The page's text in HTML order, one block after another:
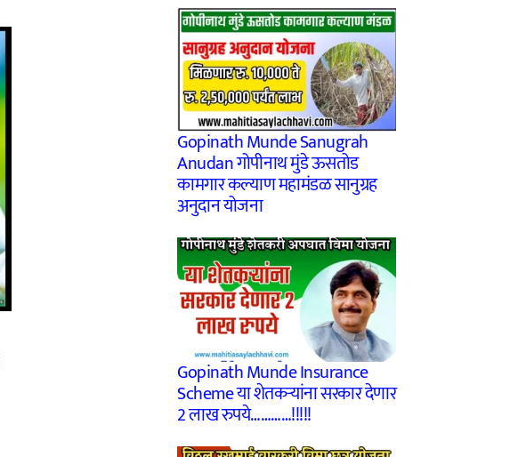
Gopinath Munde Sanugrah
Anudan गोपीनाथ मुंडे ऊसतोड
कामगार कल्याण महामंडळ सानुग्रह
अनुदान योजना
Gopinath Munde Insurance
Scheme या शेतकऱ्यांना सरकार देणार
2 लाख रुपये…………!!!!!